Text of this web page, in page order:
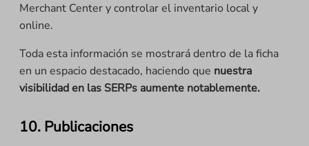
Merchant Center y controlar el inventario local y
online.
Toda esta información se mostrará dentro de la ficha
en un espacio destacado, haciendo que nuestra
visibilidad en las SERPs aumente notablemente.
10. Publicaciones